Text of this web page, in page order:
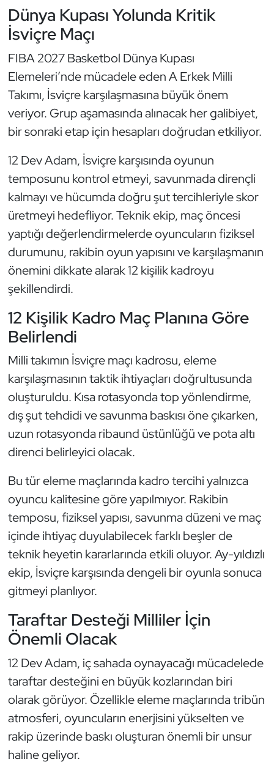
Dünya Kupası Yolunda Kritik
İsviçre Maçı
FIBA 2027 Basketbol Dünya Kupası
Elemeleri’nde mücadele eden A Erkek Milli
Takımı, İsviçre karşılaşmasına büyük önem
veriyor. Grup aşamasında alınacak her galibiyet,
bir sonraki etap için hesapları doğrudan etkiliyor.
12 Dev Adam, İsviçre karşısında oyunun
temposunu kontrol etmeyi, savunmada dirençli
kalmayı ve hücumda doğru şut tercihleriyle skor
üretmeyi hedefliyor. Teknik ekip, maç öncesi
yaptığı değerlendirmelerde oyuncuların fiziksel
durumunu, rakibin oyun yapısını ve karşılaşmanın
önemini dikkate alarak 12 kişilik kadroyu
şekillendirdi.
12 Kişilik Kadro Maç Planına Göre
Belirlendi
Milli takımın İsviçre maçı kadrosu, eleme
karşılaşmasının taktik ihtiyaçları doğrultusunda
oluşturuldu. Kısa rotasyonda top yönlendirme,
dış şut tehdidi ve savunma baskısı öne çıkarken,
uzun rotasyonda ribaund üstünlüğü ve pota altı
direnci belirleyici olacak.
Bu tür eleme maçlarında kadro tercihi yalnızca
oyuncu kalitesine göre yapılmıyor. Rakibin
temposu, fiziksel yapısı, savunma düzeni ve maç
içinde ihtiyaç duyulabilecek farklı beşler de
teknik heyetin kararlarında etkili oluyor. Ay-yıldızlı
ekip, İsviçre karşısında dengeli bir oyunla sonuca
gitmeyi planlıyor.
Taraftar Desteği Milliler İçin
Önemli Olacak
12 Dev Adam, iç sahada oynayacağı mücadelede
taraftar desteğini en büyük kozlarından biri
olarak görüyor. Özellikle eleme maçlarında tribün
atmosferi, oyuncuların enerjisini yükselten ve
rakip üzerinde baskı oluşturan önemli bir unsur
haline geliyor.
Hava Sporları
İşitme Engelli Sporcular
Judo ve Kuraş
Kano ve Rafting
Karate
Kayak
Kempo
Kick Boks
Masa Tenisi
Modern Pentatlon
Motor Sporları
Muay Thai
Okçuluk
Optimist
Oryantiring
Özel Sporcular
Paralimpik
Ragbi
Satranç
Sualtı Sporları
Tekvando
Tenis